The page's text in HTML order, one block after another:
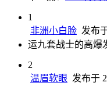
1
非洲小白脸 发布
运九套战士的高爆
2
温眉软眼 发布于